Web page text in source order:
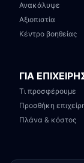
Ανακάλυψε
Αξιοπιστία
Κέντρο βοηθείας
ΓΙΑ
Τι προσφέρουμε
Προσθήκη
Πλάνα & κόστος